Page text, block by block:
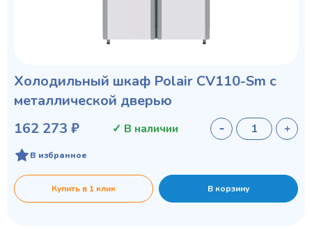
Холодильный шкаф Polair CV110-Sm с
металлической дверью
162 273 ₽
✓ В наличии
В избранное
Купить в 1 клик В корзину